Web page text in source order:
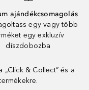
ajándékcsomagolás
egy vagy több
egy exkluzív
díszdobozba
„Click & Collect” és a